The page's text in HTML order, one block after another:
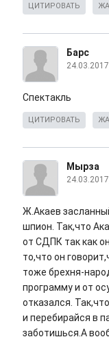
ЦИТИРОВАТЬ
Барс
Спектакль
ЦИТИРОВАТЬ
Мырза
Ж.Акаев
шпион. Так,что
от СДПК так как
то,что он
тоже брехня-
программу и от
отказался.
и перебирайся в
заботишься.А